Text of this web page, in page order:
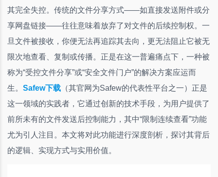
其完全失控。传统的文件分享方式——如直接发送附件或分
享网盘链接——往往意味着放弃了对文件的后续控制权。一
旦文件被接收，你便无法再追踪其去向，更无法阻止它被无
限次地查看、复制或传播。正是在这一普遍痛点下，一种被
称为“受控文件分享”或“安全文件门户”的解决方案应运而
生。 Safew下载 （其官网为Safew的代表性平台之一）正是
这一领域的实践者，它通过创新的技术手段，为用户提供了
前所未有的文件发送后控制能力，其中“限制连续查看”功能
尤为引人注目。本文将对此功能进行深度剖析，探讨其背后
的逻辑、实现方式与实用价值。